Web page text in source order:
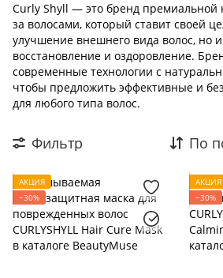
Curly Shyll — это бренд премиальной
за волосами, который ставит своей
улучшение внешнего вида волос, но и
восстановление и оздоровление.
современные технологии с
чтобы предложить эффективные и
для любого типа волос.
Фильтр По
АКЦИЯ
−30%
АКЦИЯ
−30%